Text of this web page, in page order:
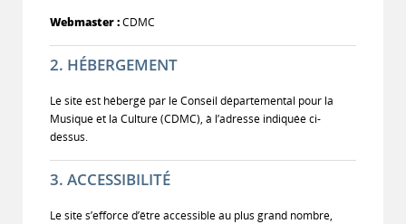
Webmaster :CDMC
2. HÉBERGEMENT
Le site est hébergé par le Conseil départemental pour la
Musique et la Culture (CDMC), à l’adresse indiquée ci-
dessus.
3. ACCESSIBILITÉ
Le site s’efforce d’être accessible au plus grand nombre,